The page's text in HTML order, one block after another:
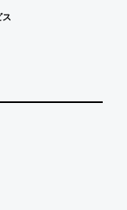
ス